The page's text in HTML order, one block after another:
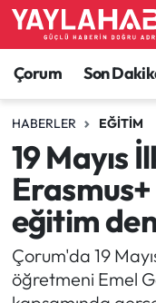
Çorum Son
HABERLER EĞITIM
19 Mayıs
eğitim
Çorum'da 19
öğretmeni Emel
Alaca
Bayat Haberleri
Bilgi - Keşfet
Bilim ve
Boğazkale
Çorum
Çorum Hava
Çorum Namaz
Çorum Trafik
TFF 1.Lig